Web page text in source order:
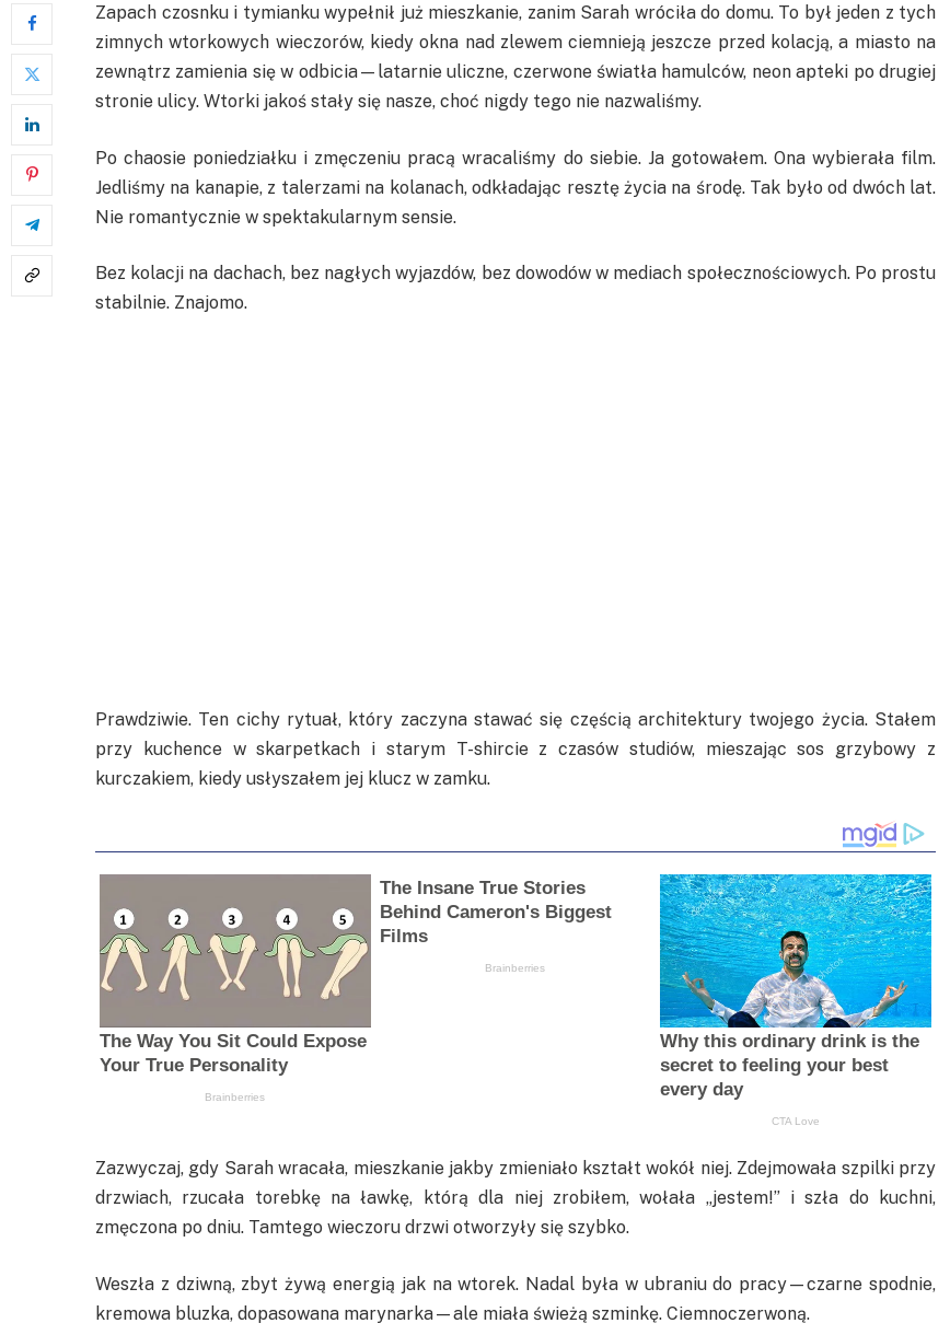
Zapach czosnku i tymianku wypełnił już mieszkanie, zanim Sarah wróciła do domu. To był jeden z tych
zimnych wtorkowych wieczorów, kiedy okna nad zlewem ciemnieją jeszcze przed kolacją, a miasto na
zewnątrz zamienia się w odbicia—latarnie uliczne, czerwone światła hamulców, neon apteki po drugiej
stronie ulicy. Wtorki jakoś stały się nasze, choć nigdy tego nie nazwaliśmy.
Po chaosie poniedziałku i zmęczeniu pracą wracaliśmy do siebie. Ja gotowałem. Ona wybierała film.
Jedliśmy na kanapie, z talerzami na kolanach, odkładając resztę życia na środę. Tak było od dwóch lat.
Nie romantycznie w spektakularnym sensie.
Bez kolacji na dachach, bez nagłych wyjazdów, bez dowodów w mediach społecznościowych. Po prostu
stabilnie. Znajomo.
Prawdziwie. Ten cichy rytuał, który zaczyna stawać się częścią architektury twojego życia. Stałem
przy kuchence w skarpetkach i starym T-shircie z czasów studiów, mieszając sos grzybowy z
kurczakiem, kiedy usłyszałem jej klucz w zamku.
Zazwyczaj, gdy Sarah wracała, mieszkanie jakby zmieniało kształt wokół niej. Zdejmowała szpilki przy
drzwiach, rzucała torebkę na ławkę, którą dla niej zrobiłem, wołała „jestem!” i szła do kuchni,
zmęczona po dniu. Tamtego wieczoru drzwi otworzyły się szybko.
Weszła z dziwną, zbyt żywą energią jak na wtorek. Nadal była w ubraniu do pracy—czarne spodnie,
kremowa bluzka, dopasowana marynarka—ale miała świeżą szminkę. Ciemnoczerwoną.